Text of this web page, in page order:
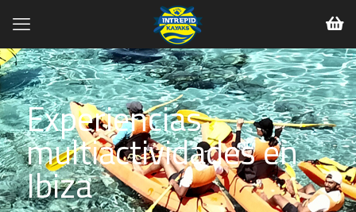
Experiencias
multiactividades en
Ibiza